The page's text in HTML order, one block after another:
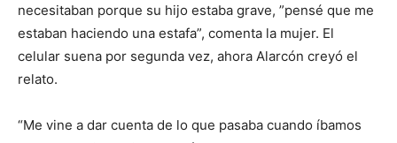
necesitaban porque su hijo estaba grave, ”pensé que me
estaban haciendo una estafa”, comenta la mujer. El
celular suena por segunda vez, ahora Alarcón creyó el
relato.
“Me vine a dar cuenta de lo que pasaba cuando íbamos